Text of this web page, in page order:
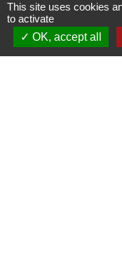
Horaires
This site uses cookies
to activate
OK, accept all